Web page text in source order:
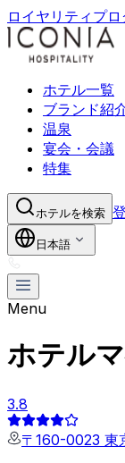
ロイヤリティプ
ホテル一覧
ブランド紹
温泉
宴会・会議
特集
ホテルを検索
日本語
Menu
ホテル
3.8
〒160-0023 東